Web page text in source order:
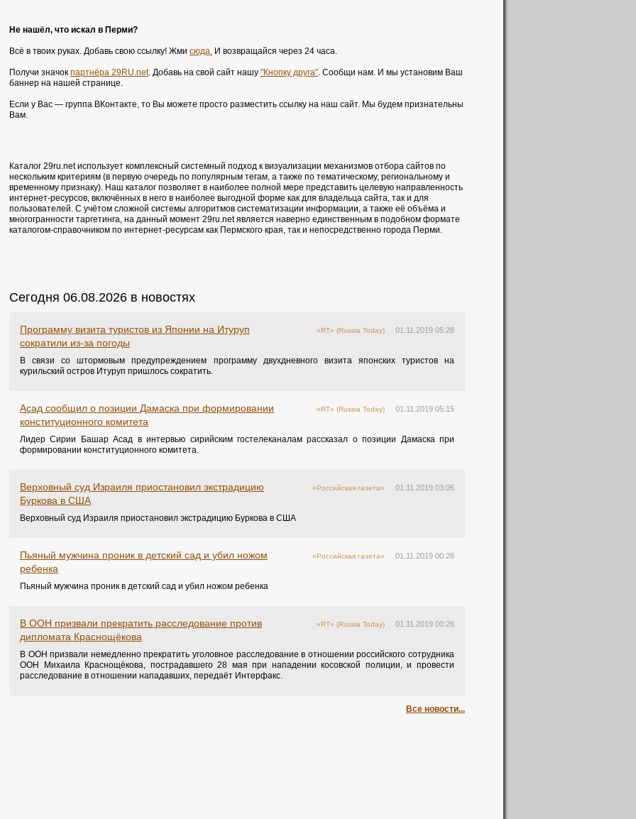
Не нашёл, что искал в Перми?
Всё в твоих руках. Добавь свою ссылку! Жми сюда. И возвращайся через 24 часа.
Получи значок партнёра 29RU.net. Добавь на свой сайт нашу "Кнопку друга". Сообщи нам. И мы установим Ваш
баннер на нашей странице.
Если у Вас — группа ВКонтакте, то Вы можете просто разместить ссылку на наш сайт. Мы будем признательны
Вам.
Каталог 29ru.net использует комплексный системный подход к визуализации механизмов отбора сайтов по
нескольким критериям (в первую очередь по популярным тегам, а также по тематическому, региональному и
временному признаку). Наш каталог позволяет в наиболее полной мере представить целевую направленность
интернет-ресурсов, включённых в него в наиболее выгодной форме как для владельца сайта, так и для
пользователей. С учётом сложной системы алгоритмов систематизации информации, а также её объёма и
многогранности таргетинга, на данный момент 29ru.net является наверно единственным в подобном формате
каталогом-справочником по интернет-ресурсам как Пермского края, так и непосредственно города Перми.
Сегодня 06.08.2026 в новостях
01.11.2019 05:28
«RT» (Russia Today)
Программу визита туристов из Японии на Итуруп
сократили из-за погоды
В связи со штормовым предупреждением программу двухдневного визита японских туристов на
курильский остров Итуруп пришлось сократить.
01.11.2019 05:15
«RT» (Russia Today)
Асад сообщил о позиции Дамаска при формировании
конституционного комитета
Лидер Сирии Башар Асад в интервью сирийским гостелеканалам рассказал о позиции Дамаска при
формировании конституционного комитета.
01.11.2019 03:06
«Российская газета»
Верховный суд Израиля приостановил экстрадицию
Буркова в США
Верховный суд Израиля приостановил экстрадицию Буркова в США
01.11.2019 00:28
«Российская газета»
Пьяный мужчина проник в детский сад и убил ножом
ребенка
Пьяный мужчина проник в детский сад и убил ножом ребенка
01.11.2019 00:26
«RT» (Russia Today)
В ООН призвали прекратить расследование против
дипломата Краснощёкова
В ООН призвали немедленно прекратить уголовное расследование в отношении российского сотрудника
ООН Михаила Краснощёкова, пострадавшего 28 мая при нападении косовской полиции, и провести
расследование в отношении нападавших, передаёт Интерфакс.
Все новости...